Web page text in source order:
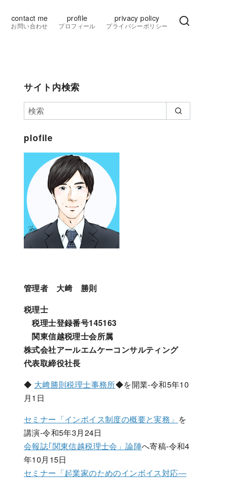
contact me
お問い合わせ
profile
プロフィール
privacy policy
プライバシーポリシー
サイト内検索
plofile
管理者 大﨑 勝則
税理士
税理士登録番号145163
関東信越税理士会所属
株式会社アールエムケーコンサルティング
代表取締役社長
◆ 大﨑勝則税理士事務所◆を開業-令和5年10
月1日
セミナー「インボイス制度の概要と実務」 を
講演-令和5年3月24日
会報誌｢関東信越税理士会」論陣へ寄稿-令和4
年10月15日
セミナー「起業家のためのインボイス対応―